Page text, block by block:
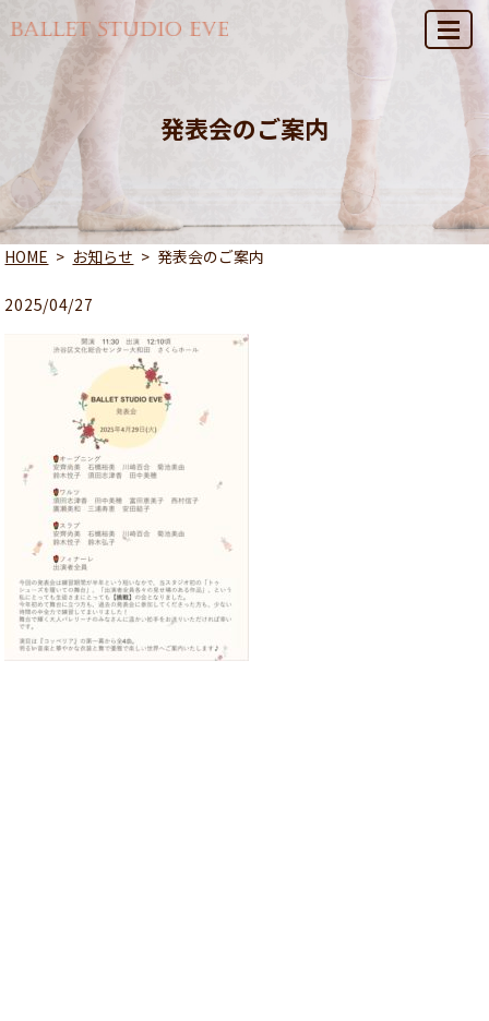
MENU
発表会のご案内
HOME お知らせ 発表会のご案内
2025/04/27